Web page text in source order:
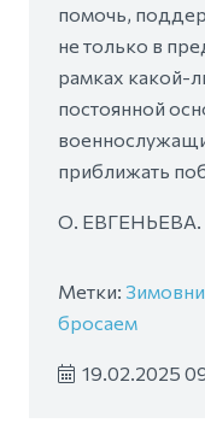
помочь,
не только в
рамках какой-
постоянной
приближать
О. ЕВГЕНЬЕВА.
Метки:
бросаем
19.02.2025